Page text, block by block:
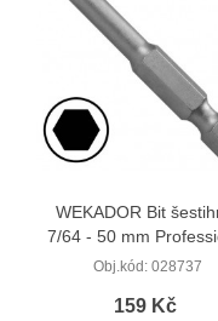
WEKADOR Bit
7/64 - 50 mm
Obj.kód: 028737
159 Kč